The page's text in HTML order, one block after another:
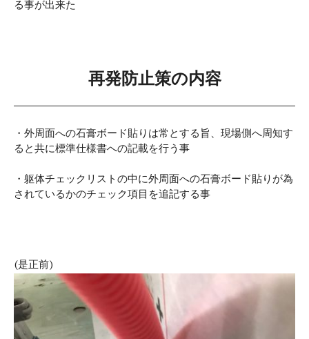
る事が出来た
再発防止策の内容
・外周面への石膏ボード貼りは常とする旨、現場側へ周知す
ると共に標準仕様書への記載を行う事
・躯体チェックリストの中に外周面への石膏ボード貼りが為
されているかのチェック項目を追記する事
(是正前)